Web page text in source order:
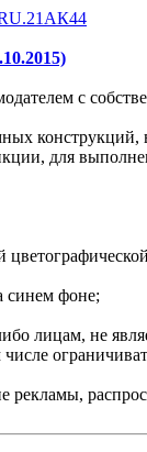
с
конструкций,
для
синем фоне;
лицам, не